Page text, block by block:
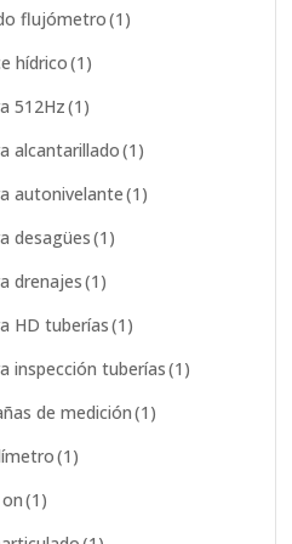
flujómetro(1)
hídrico(1)
512Hz(1)
alcantarillado(1)
autonivelante(1)
desagües(1)
drenajes(1)
HD tuberías(1)
inspección tuberías(1)
de medición(1)
(1)
(1)